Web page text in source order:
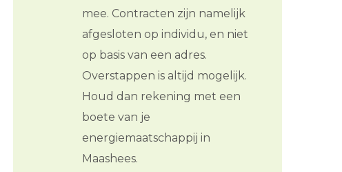
mee. Contracten zijn namelijk
afgesloten op individu, en niet
op basis van een adres.
Overstappen is altijd mogelijk.
Houd dan rekening met een
boete van je
energiemaatschappij in
Maashees.